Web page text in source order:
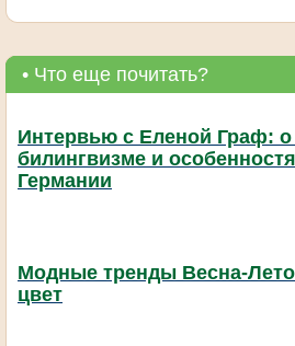
• Что еще почитать?
Интервью с Еленой Граф: о
билингвизме и
Германии
Модные тренды Весна-
цвет